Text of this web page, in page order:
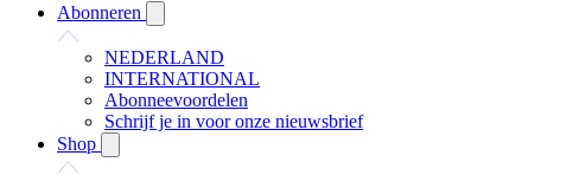
Abonneren
NEDERLAND
INTERNATIONAL
Abonneevoordelen
Schrijf je in voor onze nieuwsbrief
Shop